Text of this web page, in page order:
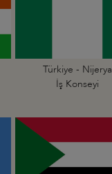
Türkiye - Nijerya
İş Konseyi